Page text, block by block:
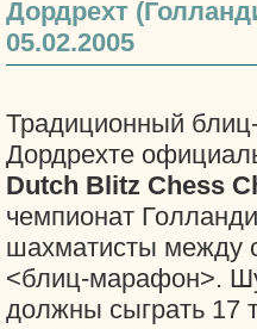
Дордрехт
05.02.2005
Традиционный
Дордрехте
Dutch Blitz Chess
чемпионат
шахматисты между
<блиц-марафон>.
должны сыграть 17